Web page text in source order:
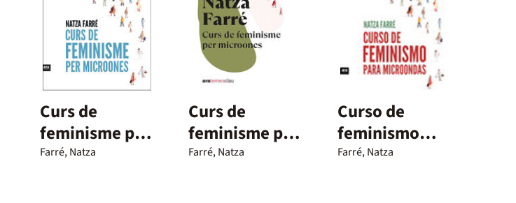
Curs de
feminisme per
a microones
Farré, Natza
Curs de
feminisme per
microones
Farré, Natza
Curso de
feminismo
para
Farré, Natza